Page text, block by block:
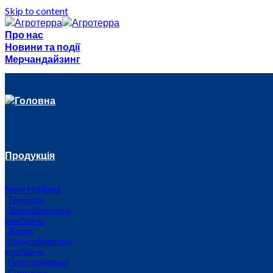
Skip to content
Про нас
Новини та події
Мерчандайзинг
Головна
Продукція
New Holland
Трактори
Зернозбиральні
комбайни
Жатки
Кормозбиральні
комбайни
Прес-підбирачі